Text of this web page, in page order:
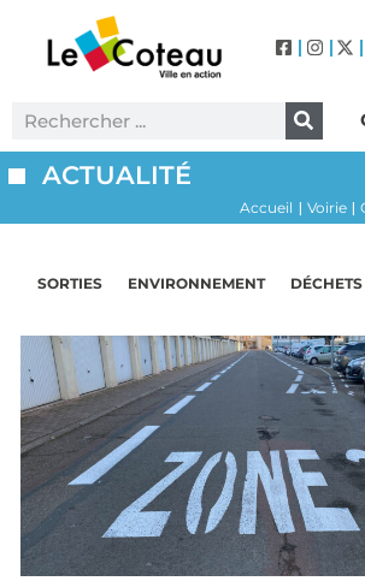
ACTUALITÉ
Accueil | Voirie |
SORTIES ENVIRONNEMENT DÉCHETS